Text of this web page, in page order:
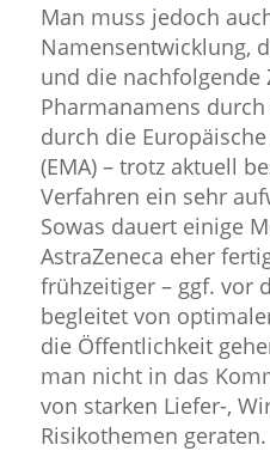
Man muss jedoch
Namensentwicklung,
und die nachfolgende
Pharmanamens
durch die
(EMA) – trotz aktuell
Verfahren ein sehr
Sowas dauert einige
AstraZeneca eher
frühzeitiger – ggf. vor
begleitet von
die Öffentlichkeit
man nicht in das
von starken Liefer-,
Risikothemen geraten.